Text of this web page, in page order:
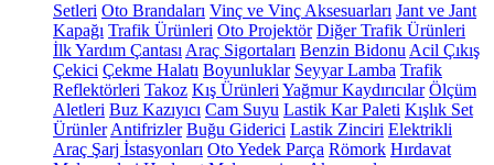
Setleri Oto Brandaları Vinç ve Vinç Aksesuarları Jant ve Jant
Kapağı Trafik Ürünleri Oto Projektör Diğer Trafik Ürünleri
İlk Yardım Çantası Araç Sigortaları Benzin Bidonu Acil Çıkış
Çekici Çekme Halatı Boyunluklar Seyyar Lamba Trafik
Reflektörleri Takoz Kış Ürünleri Yağmur Kaydırıcılar Ölçüm
Aletleri Buz Kazıyıcı Cam Suyu Lastik Kar Paleti Kışlık Set
Ürünler Antifrizler Buğu Giderici Lastik Zinciri Elektrikli
Araç Şarj İstasyonları Oto Yedek Parça Römork Hırdavat